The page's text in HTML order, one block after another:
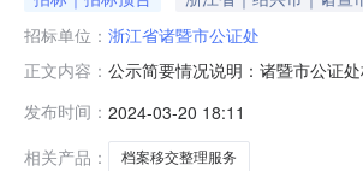
招标单位： 浙江省诸暨市公证处
正文内容： 公示简要情况说明：诸暨市公证
3、影响采购“公开、公平、公正
工程管理服务有限公司4.
发布时间： 2024-03-20 18:11
相关产品：
档案移交整理服务